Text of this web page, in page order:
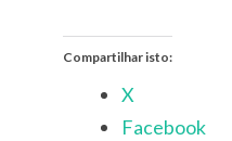
Compartilhar isto:
X
Facebook